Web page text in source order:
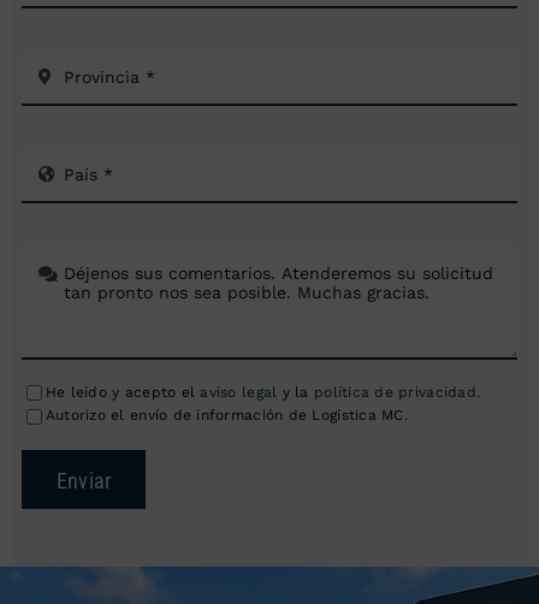
He leído y acepto el aviso legal y la política de privacidad.
Autorizo el envío de información de Logística MC.
Enviar